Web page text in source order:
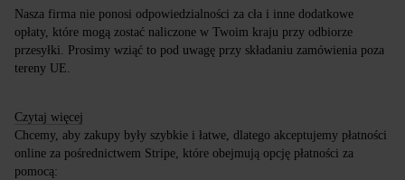
Nasza firma nie ponosi odpowiedzialności za cła i inne dodatkowe
opłaty, które mogą zostać naliczone w Twoim kraju przy odbiorze
przesyłki. Prosimy wziąć to pod uwagę przy składaniu zamówienia poza
tereny UE.
Czytaj więcej
Chcemy, aby zakupy były szybkie i łatwe, dlatego akceptujemy płatności
online za pośrednictwem Stripe, które obejmują opcję płatności za
pomocą: